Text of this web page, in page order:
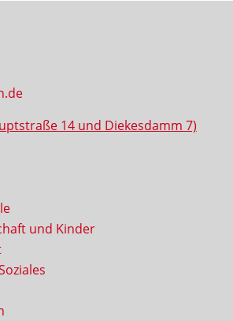
14 und Diekesdamm 7)
und Kinder